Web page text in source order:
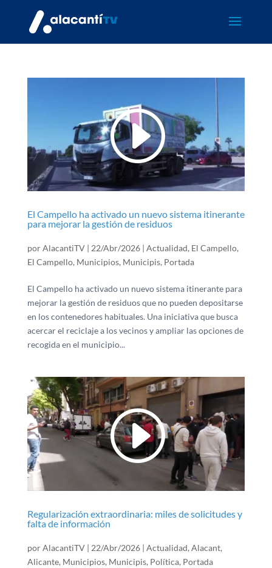
El Campello ha activado un nuevo sistema itinerante
para mejorar la gestión de residuos
porAlacantiTV| 22/Abr/2026| Actualidad, El Campello,
El Campello, Municipios, Municipis, Portada
El Campello ha activado un nuevo sistema itinerante para
mejorar la gestión de residuos que no pueden depositarse
en los contenedores habituales. Una iniciativa que busca
acercar el reciclaje a los vecinos y ampliar las opciones de
recogida en el municipio...
Regularización extraordinaria: miles de solicitudes y
falta de información
porAlacantiTV| 22/Abr/2026| Actualidad, Alacant,
Alicante, Municipios, Municipis, Política, Portada